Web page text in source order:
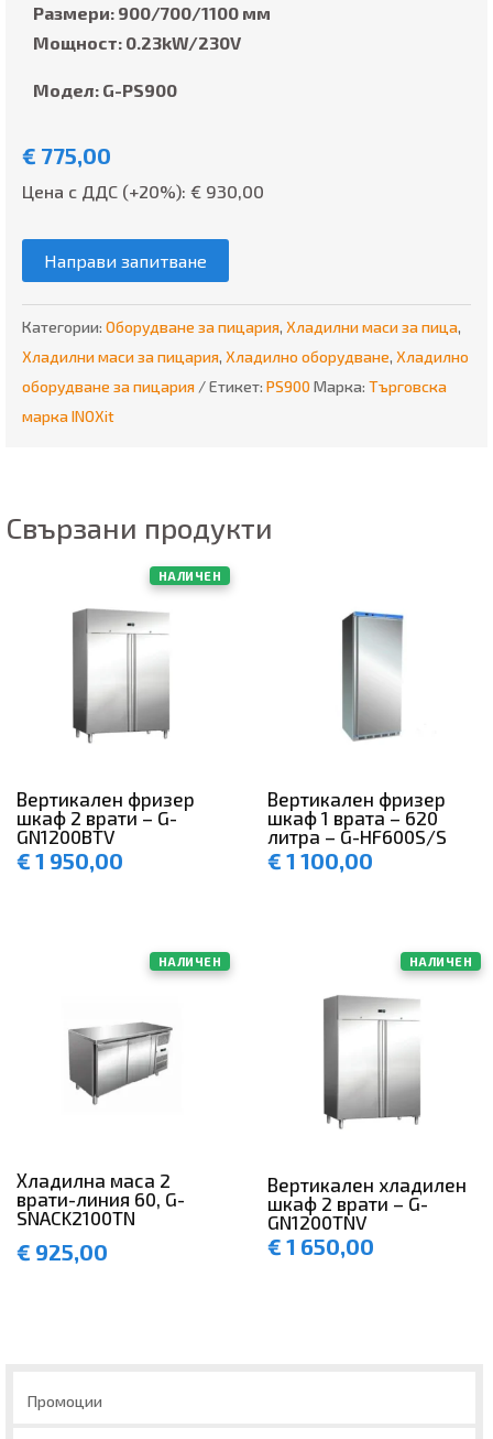
Размери: 900/700/1100 мм
Мощност: 0.23kW/230V
Модел: G-PS900
€ 775,00
Цена с ДДС (+20%): € 930,00
Направи запитване
Категории: Оборудване за пицария, Хладилни маси за пица,
Хладилни маси за пицария, Хладилно оборудване, Хладилно
оборудване за пицария
Етикет: PS900 Марка: Търговска
марка INOXit
Свързани продукти
НАЛИЧЕН
Вертикален фризер
шкаф 2 врати – G-
GN1200BTV
€ 1 950,00
Вертикален фризер
шкаф 1 врата – 620
литра – G-HF600S/S
€ 1 100,00
НАЛИЧЕН
Хладилна маса 2
врати-линия 60, G-
SNACK2100TN
€ 925,00
НАЛИЧЕН
Вертикален хладилен
шкаф 2 врати – G-
GN1200TNV
€ 1 650,00
Промоции